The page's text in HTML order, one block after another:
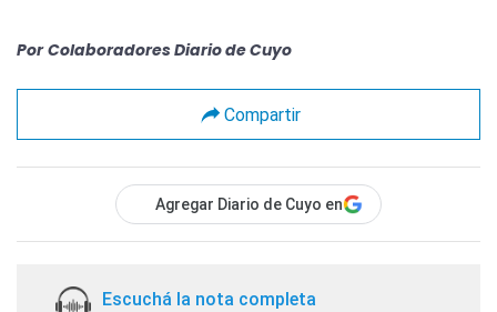
Por Colaboradores Diario de Cuyo
Compartir
Agregar Diario de Cuyo en
Escuchá la nota completa